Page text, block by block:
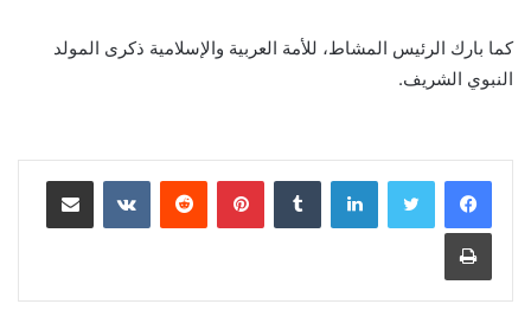
كما بارك الرئيس المشاط، للأمة العربية والإسلامية ذكرى المولد
النبوي الشريف.
لينكدإن بينتيريست